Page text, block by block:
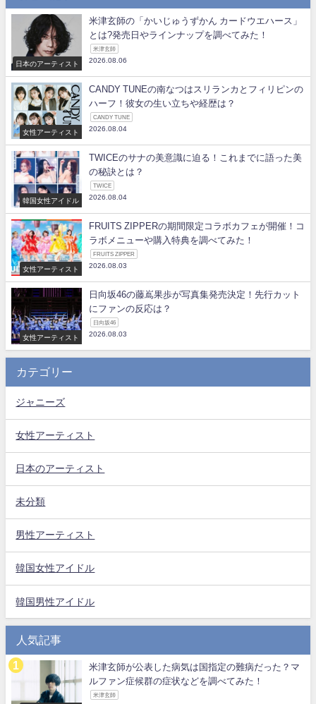
日本のアーティスト
米津玄師の「かいじゅうずかん カードウエハース」
とは?発売日やラインナップを調べてみた！
米津玄師
2026.08.06
女性アーティスト
CANDY TUNEの南なつはスリランカとフィリピンの
ハーフ！彼女の生い立ちや経歴は？
CANDY TUNE
2026.08.04
韓国女性アイドル
TWICEのサナの美意識に迫る！これまでに語った美
の秘訣とは？
TWICE
2026.08.04
女性アーティスト
FRUITS ZIPPERの期間限定コラボカフェが開催！コ
ラボメニューや購入特典を調べてみた！
FRUITS ZIPPER
2026.08.03
女性アーティスト
日向坂46の藤嶌果歩が写真集発売決定！先行カット
にファンの反応は？
日向坂46
2026.08.03
カテゴリー
ジャニーズ
女性アーティスト
日本のアーティスト
未分類
男性アーティスト
韓国女性アイドル
韓国男性アイドル
人気記事
米津玄師が公表した病気は国指定の難病だった？マ
ルファン症候群の症状などを調べてみた！
米津玄師